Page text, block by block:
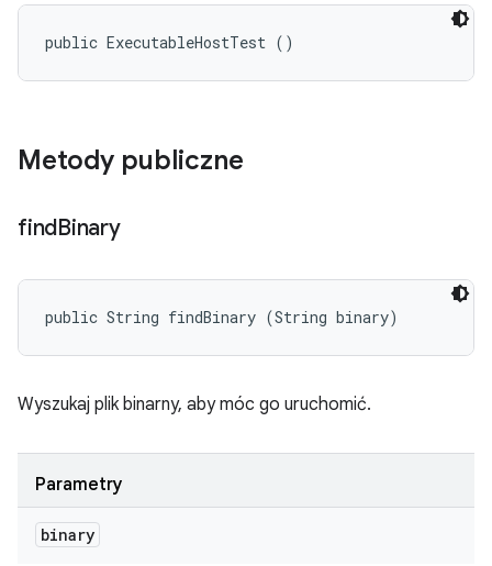
public ExecutableHostTest ()
Metody publiczne
findBinary
public String findBinary (String binary)
Wyszukaj plik binarny, aby móc go uruchomić.
Parametry
binary